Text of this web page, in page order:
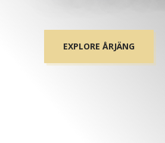
EXPLORE ÅRJÄNG